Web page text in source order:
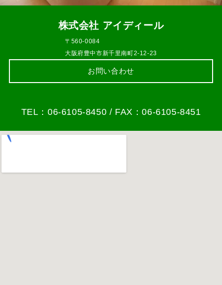
株式会社 アイディール
〒560-0084
大阪府豊中市新千里南町2-12-23
お問い合わせ
TEL：06-6105-8450 / FAX：06-6105-8451